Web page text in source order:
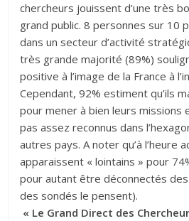
chercheurs jouissent d’une très
grand public. 8 personnes sur 10
dans un secteur d’activité
très grande majorité (89%)
positive à l’image de la France à
Cependant, 92% estiment qu’ils
pour mener à bien leurs missions
pas assez reconnus dans
autres pays. A noter qu’à l’heure
apparaissent « lointains » pour
pour autant être déconnectés
des sondés le pensent).
« Le Grand Direct des